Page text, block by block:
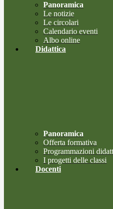
Panoramica
Le notizie
Le circolari
Calendario eventi
Albo online
Didattica
Panoramica
Offerta formativa
Programmazioni
I progetti delle classi
Docenti